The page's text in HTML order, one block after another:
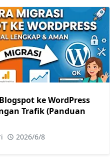
ke WordPress
Trafik (Panduan
2026/6/8